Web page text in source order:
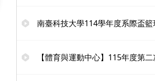
南臺科技大學114學年度系際盃
【體育與運動中心】115年度第